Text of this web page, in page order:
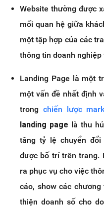
Website thường được
mối quan hệ giữa
một tập hợp của các
thông tin doanh nghiệp
Landing Page là một
một vấn đề nhất định
trong chiến lược
landing page là thu
tăng tỷ lệ chuyển đổi
được bố trí trên trang.
ra phục vụ cho việc
cáo, show các
thiện doanh số cho